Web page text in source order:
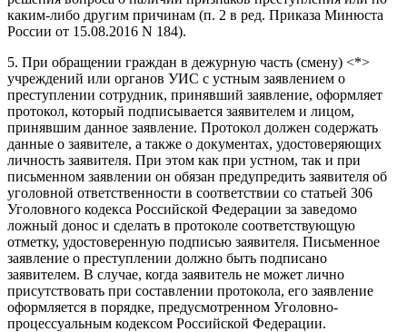
каким-либо другим причинам (п. 2 в ред. Приказа Минюста
России от 15.08.2016 N 184).
5. При обращении граждан в дежурную часть (смену) <*>
учреждений или органов УИС с устным заявлением о
преступлении сотрудник, принявший заявление, оформляет
протокол, который подписывается заявителем и лицом,
принявшим данное заявление. Протокол должен содержать
данные о заявителе, а также о документах, удостоверяющих
личность заявителя. При этом как при устном, так и при
письменном заявлении он обязан предупредить заявителя об
уголовной ответственности в соответствии со статьей 306
Уголовного кодекса Российской Федерации за заведомо
ложный донос и сделать в протоколе соответствующую
отметку, удостоверенную подписью заявителя. Письменное
заявление о преступлении должно быть подписано
заявителем. В случае, когда заявитель не может лично
присутствовать при составлении протокола, его заявление
оформляется в порядке, предусмотренном Уголовно-
процессуальным кодексом Российской Федерации.